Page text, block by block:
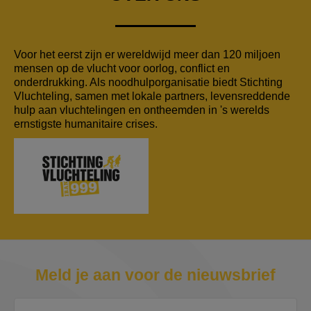
Voor het eerst zijn er wereldwijd meer dan 120 miljoen
mensen op de vlucht voor oorlog, conflict en
onderdrukking. Als noodhulporganisatie biedt Stichting
Vluchteling, samen met lokale partners, levensreddende
hulp aan vluchtelingen en ontheemden in 's werelds
ernstigste humanitaire crises.
Meld je aan voor de nieuwsbrief